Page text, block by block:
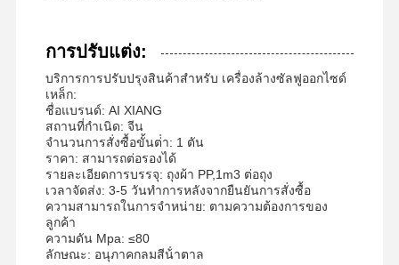
การปรับแต่ง:
บริการการปรับปรุงสินค้าสําหรับ เครื่องล้างซัลฟูออกไซด์
เหล็ก:
ชื่อแบรนด์: AI XIANG
สถานที่กําเนิด: จีน
จํานวนการสั่งซื้อขั้นต่ํา: 1 ตัน
ราคา: สามารถต่อรองได้
รายละเอียดการบรรจุ: ถุงผ้า PP,1m3 ต่อถุง
เวลาจัดส่ง: 3-5 วันทําการหลังจากยืนยันการสั่งซื้อ
ความสามารถในการจําหน่าย: ตามความต้องการของ
ลูกค้า
ความดัน Mpa: ≤80
ลักษณะ: อนุภาคกลมสีน้ําตาล